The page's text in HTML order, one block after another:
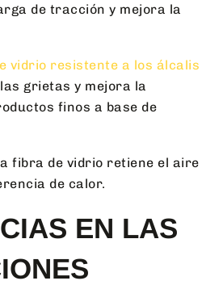
de tracción y mejora la
vidrio resistente a los álcalis
grietas y mejora la
finos a base de
fibra de vidrio retiene el aire
de calor.
EN LAS